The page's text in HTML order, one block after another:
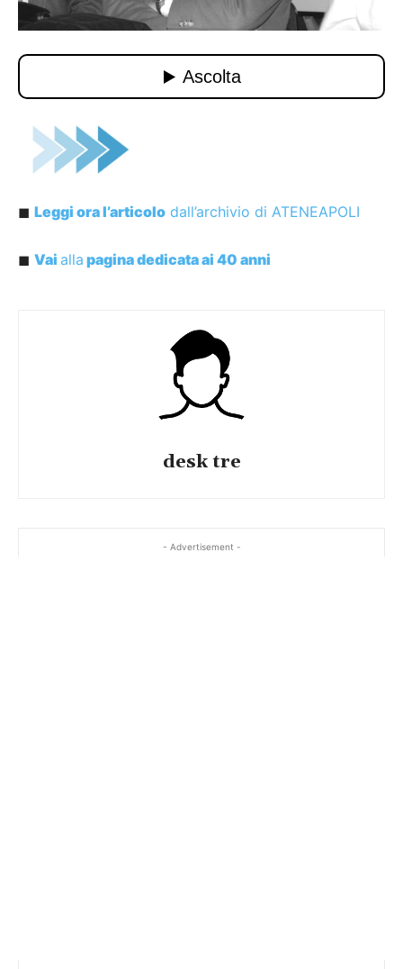
◼︎ Leggi oral’articolo dall’archivio di ATENEAPOLI
◼︎ Vai alla pagina dedicata ai 40 anni
desk tre
- Advertisement -